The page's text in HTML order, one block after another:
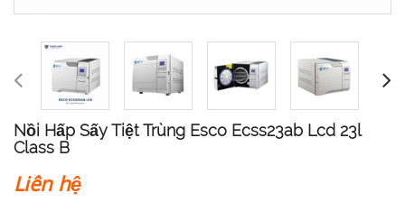
Nồi Hấp Sấy Tiệt Trùng Esco Ecss23ab Lcd 23l
Class B
Liên hệ